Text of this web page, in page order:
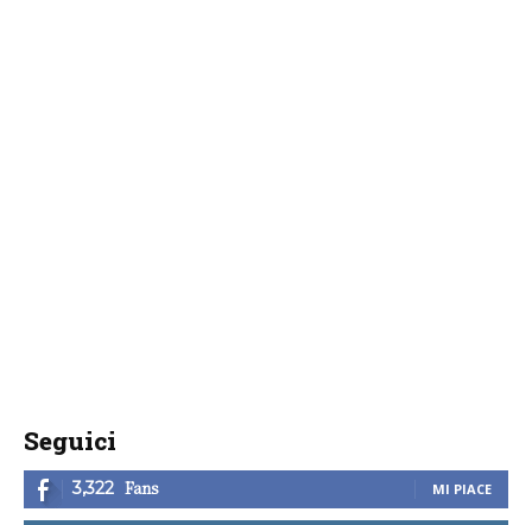
Seguici
3,322 Fans MI PIACE